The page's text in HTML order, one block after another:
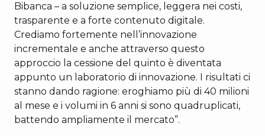
Bibanca – a soluzione semplice, leggera nei costi,
trasparente e a forte contenuto digitale.
Crediamo fortemente nell’innovazione
incrementale e anche attraverso questo
approccio la cessione del quinto è diventata
appunto un laboratorio di innovazione. I risultati ci
stanno dando ragione: eroghiamo più di 40 milioni
al mese e i volumi in 6 anni si sono quadruplicati,
battendo ampliamente il mercato”.